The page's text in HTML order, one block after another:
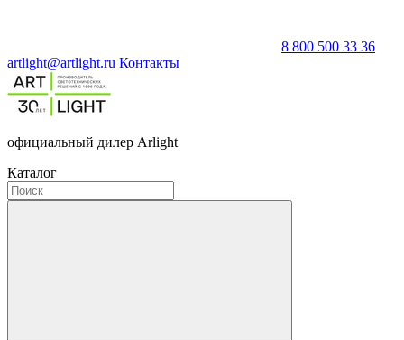
8 800 500 33 36
artlight@artlight.ru Контакты
официальный дилер Arlight
Каталог